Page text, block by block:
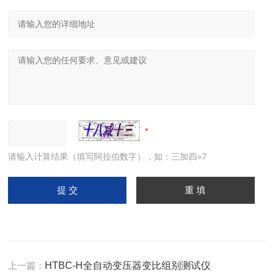
请输入计算结果（填写阿拉伯数字），如：三加四=7
上一篇： HTBC-H全自动变压器变比组别测试仪